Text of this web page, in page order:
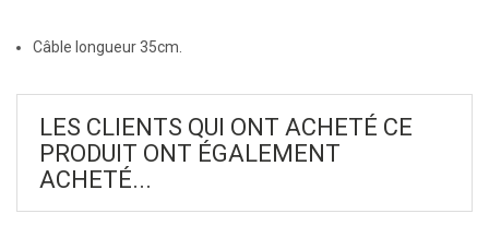
Câble longueur 35cm.
LES CLIENTS QUI ONT ACHETÉ CE
PRODUIT ONT ÉGALEMENT
ACHETÉ...